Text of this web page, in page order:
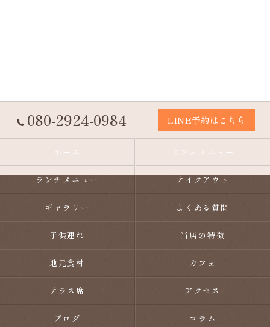
080-2924-0984 LINE予約はこちら
ホーム カフェメニュー
ランチメニュー テイクアウト
ギャラリー よくある質問
子供連れ 当店の特徴
地元食材 カフェ
テラス席 アクセス
ブログ コラム